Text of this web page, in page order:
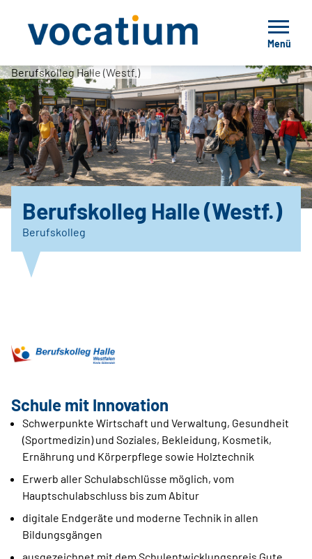
Menü
Berufskolleg Halle (Westf.)
Berufskolleg Halle (Westf.)
Berufskolleg
Schule mit Innovation
Schwerpunkte Wirtschaft und Verwaltung, Gesundheit
(Sportmedizin) und Soziales, Bekleidung, Kosmetik,
Ernährung und Körperpflege sowie Holztechnik
Erwerb aller Schulabschlüsse möglich, vom
Hauptschulabschluss bis zum Abitur
digitale Endgeräte und moderne Technik in allen
Bildungsgängen